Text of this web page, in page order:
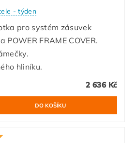
- týden
pro systém zásuvek
POWER FRAME COVER.
hliníku.
2 636 Kč